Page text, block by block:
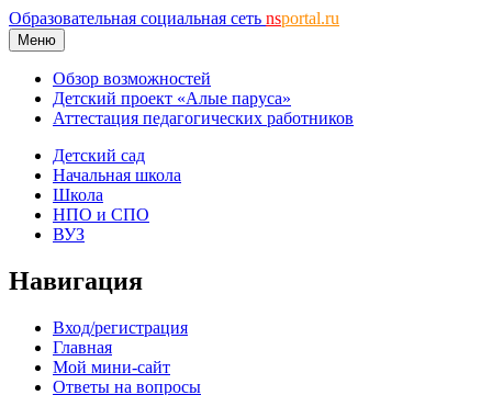
Образовательная социальная сеть nsportal.ru
Меню
Обзор возможностей
Детский проект «Алые паруса»
Аттестация педагогических работников
Детский сад
Начальная школа
Школа
НПО и СПО
ВУЗ
Навигация
Вход/регистрация
Главная
Мой мини-сайт
Ответы на вопросы